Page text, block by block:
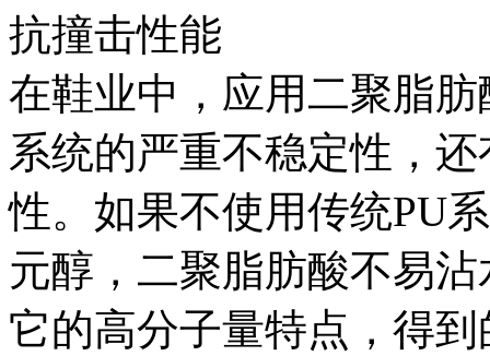
抗撞击性能
在鞋业中，应用二聚脂
系统的严重不稳定性，
性。如果不使用传统PU
元醇，二聚脂肪酸不易
它的高分子量特点，得